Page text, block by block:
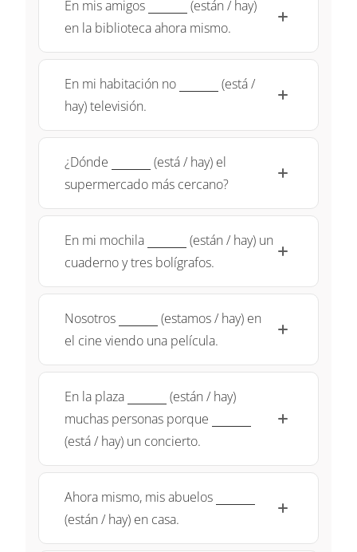
En mis amigos \underline{~\qquad~}
(están / hay)
en la biblioteca ahora mismo.
En mi habitación no \underline{~\qquad~}
(está /
hay) televisión.
¿Dónde \underline{~\qquad~}
(está / hay) el
supermercado más cercano?
En mi mochila \underline{~\qquad~}
(están / hay) un
cuaderno y tres bolígrafos.
Nosotros \underline{~\qquad~}
(estamos / hay) en
el cine viendo una película.
En la plaza \underline{~\qquad~}
(están / hay)
muchas personas porque
(está / hay) un concierto.
Ahora mismo, mis abuelos
(están / hay) en casa.